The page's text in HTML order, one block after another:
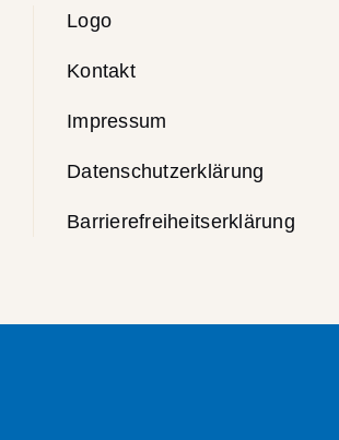
Logo
Kontakt
Impressum
Datenschutzerklärung
Barrierefreiheitserklärung